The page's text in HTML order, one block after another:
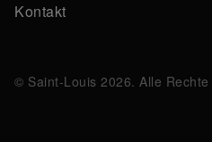
Kontakt
© Saint-Louis 2026. Alle